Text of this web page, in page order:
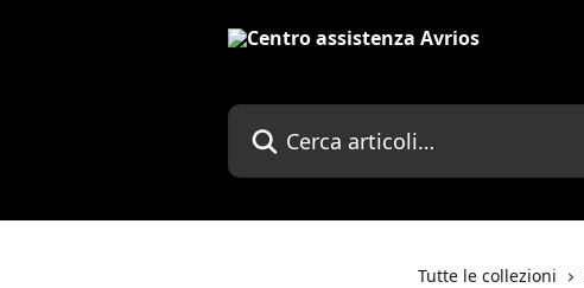
Cerca articoli…
Tutte le collezioni